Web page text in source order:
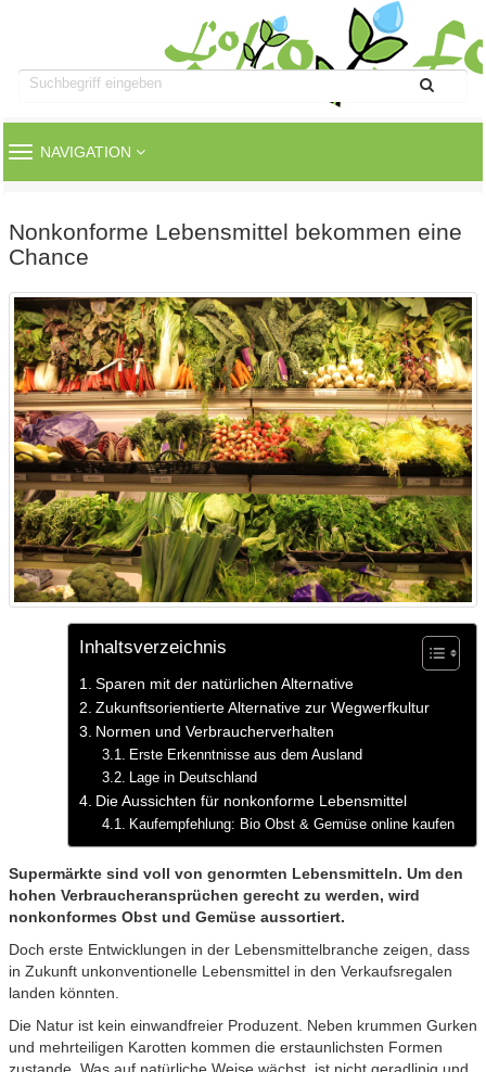
TOGGLE
NAVIGATION
Nonkonforme Lebensmittel bekommen eine
Chance
Inhaltsverzeichnis
Sparen mit der natürlichen Alternative
Zukunftsorientierte Alternative zur Wegwerfkultur
Normen und Verbraucherverhalten
Erste Erkenntnisse aus dem Ausland
Lage in Deutschland
Die Aussichten für nonkonforme Lebensmittel
Kaufempfehlung: Bio Obst & Gemüse online kaufen
Supermärkte sind voll von genormten Lebensmitteln. Um den
hohen Verbraucheransprüchen gerecht zu werden, wird
nonkonformes Obst und Gemüse aussortiert.
Doch erste Entwicklungen in der Lebensmittelbranche zeigen, dass
in Zukunft unkonventionelle Lebensmittel in den Verkaufsregalen
landen könnten.
Die Natur ist kein einwandfreier Produzent. Neben krummen Gurken
und mehrteiligen Karotten kommen die erstaunlichsten Formen
zustande. Was auf natürliche Weise wächst, ist nicht geradlinig und